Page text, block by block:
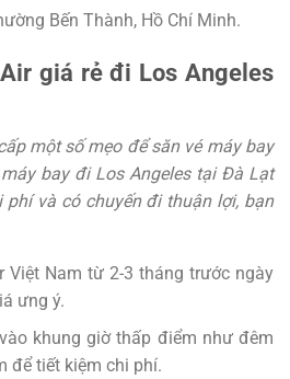
Bến Thành, Hồ Chí Minh.
giá rẻ đi Los Angeles
một số mẹo để săn vé máy bay
bay đi Los Angeles tại Đà Lạt
phí và có chuyến đi thuận lợi, bạn
Việt Nam từ 2-3 tháng trước ngày
ưng ý.
khung giờ thấp điểm như đêm
để tiết kiệm chi phí.